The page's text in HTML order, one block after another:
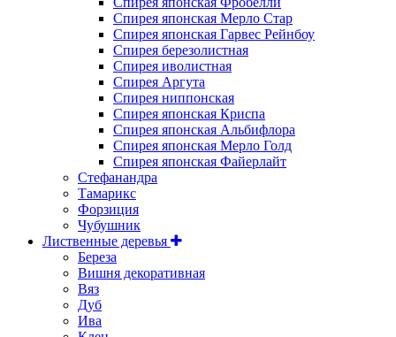
Спирея японская Мерло Стар
Спирея японская Гарвес Рейнбоу
Спирея березолистная
Спирея иволистная
Спирея Аргута
Спирея ниппонская
Спирея японская Криспа
Спирея японская Альбифлора
Спирея японская Мерло Голд
Спирея японская Файерлайт
Стефанандра
Тамарикс
Форзиция
Чубушник
Лиственные деревья
Береза
Вишня декоративная
Вяз
Дуб
Ива